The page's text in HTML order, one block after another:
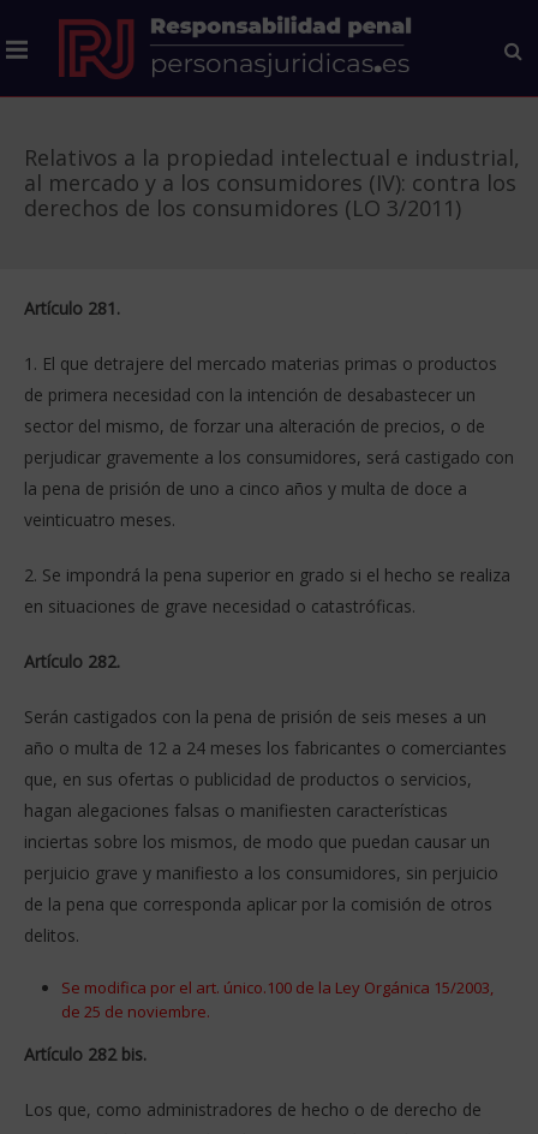
Relativos a la propiedad intelectual e industrial,
al mercado y a los consumidores (IV): contra los
derechos de los consumidores (LO 3/2011)
Artículo 281.
1. El que detrajere del mercado materias primas o productos
de primera necesidad con la intención de desabastecer un
sector del mismo, de forzar una alteración de precios, o de
perjudicar gravemente a los consumidores, será castigado con
la pena de prisión de uno a cinco años y multa de doce a
veinticuatro meses.
2. Se impondrá la pena superior en grado si el hecho se realiza
en situaciones de grave necesidad o catastróficas.
Artículo 282.
Serán castigados con la pena de prisión de seis meses a un
año o multa de 12 a 24 meses los fabricantes o comerciantes
que, en sus ofertas o publicidad de productos o servicios,
hagan alegaciones falsas o manifiesten características
inciertas sobre los mismos, de modo que puedan causar un
perjuicio grave y manifiesto a los consumidores, sin perjuicio
de la pena que corresponda aplicar por la comisión de otros
delitos.
Se modifica por el art. único.100 de la Ley Orgánica 15/2003,
de 25 de noviembre.
Artículo 282 bis.
Los que, como administradores de hecho o de derecho de